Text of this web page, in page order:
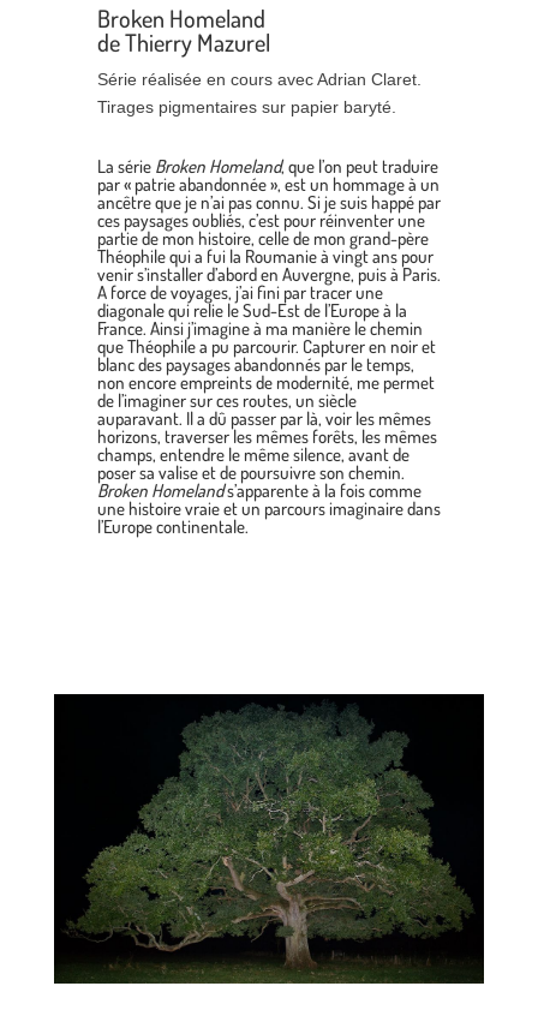
Broken Homeland
de Thierry Mazurel
Série réalisée en cours avec Adrian Claret.
Tirages pigmentaires sur papier baryté.
La série Broken Homeland, que l’on peut traduire
par « patrie abandonnée », est un hommage à un
ancêtre que je n’ai pas connu. Si je suis happé par
ces paysages oubliés, c’est pour réinventer une
partie de mon histoire, celle de mon grand-père
Théophile qui a fui la Roumanie à vingt ans pour
venir s’installer d’abord en Auvergne, puis à Paris.
A force de voyages, j’ai fini par tracer une
diagonale qui relie le Sud-Est de l’Europe à la
France. Ainsi j’imagine à ma manière le chemin
que Théophile a pu parcourir. Capturer en noir et
blanc des paysages abandonnés par le temps,
non encore empreints de modernité, me permet
de l’imaginer sur ces routes, un siècle
auparavant. Il a dû passer par là, voir les mêmes
horizons, traverser les mêmes forêts, les mêmes
champs, entendre le même silence, avant de
poser sa valise et de poursuivre son chemin.
Broken Homelands’apparente à la fois comme
une histoire vraie et un parcours imaginaire dans
l’Europe continentale.